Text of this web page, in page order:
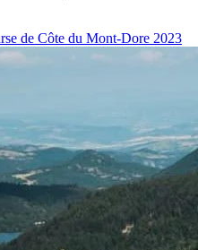
de Côte du Mont-Dore 2023